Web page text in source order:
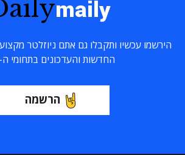
maily
הירשמו עכשיו ותקבלו גם אתם ניוזלטר
החדשות והעדכונים בתחומי ה-ICT
הרשמה